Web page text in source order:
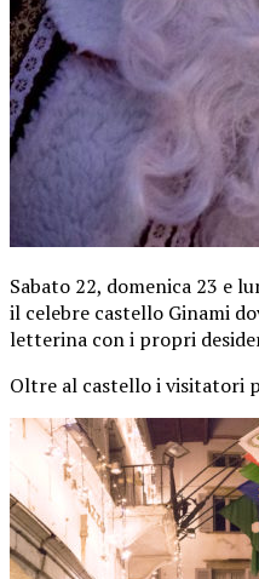
Sabato 22, domenica 23 e
il celebre castello Ginami
letterina con i propri
Oltre al castello i visitatori